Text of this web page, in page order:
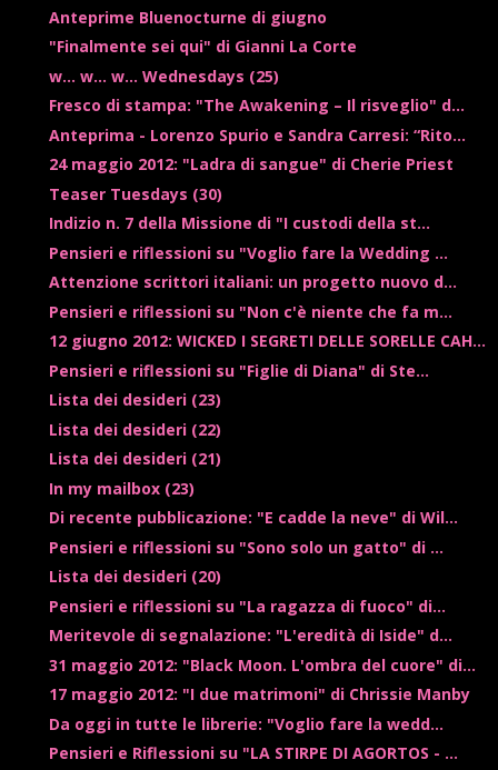
Anteprime Bluenocturne di giugno
"Finalmente sei qui" di Gianni La Corte
w... w... w... Wednesdays (25)
Fresco di stampa: "The Awakening – Il risveglio" d...
Anteprima - Lorenzo Spurio e Sandra Carresi: “Rito...
24 maggio 2012: "Ladra di sangue" di Cherie Priest
Teaser Tuesdays (30)
Indizio n. 7 della Missione di "I custodi della st...
Pensieri e riflessioni su "Voglio fare la Wedding ...
Attenzione scrittori italiani: un progetto nuovo d...
Pensieri e riflessioni su "Non c'è niente che fa m...
12 giugno 2012: WICKED I SEGRETI DELLE SORELLE CAH...
Pensieri e riflessioni su "Figlie di Diana" di Ste...
Lista dei desideri (23)
Lista dei desideri (22)
Lista dei desideri (21)
In my mailbox (23)
Di recente pubblicazione: "E cadde la neve" di Wil...
Pensieri e riflessioni su "Sono solo un gatto" di ...
Lista dei desideri (20)
Pensieri e riflessioni su "La ragazza di fuoco" di...
Meritevole di segnalazione: "L'eredità di Iside" d...
31 maggio 2012: "Black Moon. L'ombra del cuore" di...
17 maggio 2012: "I due matrimoni" di Chrissie Manby
Da oggi in tutte le librerie: "Voglio fare la wedd...
Pensieri e Riflessioni su "LA STIRPE DI AGORTOS - ...